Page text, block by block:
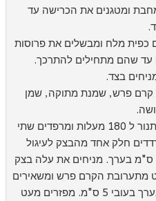
ומטגנים את הכרישה עד
מלח ומבשלים את פרוסות
רק עד שהם מתחילים להתרכך.
בצד.
פרש, שמנת מתוקה, שמן
כשמוכנים לאפות, מחממים תנור ל 180 מעלות ומרפדים שתי
חלק אחד מהבצק לעיגול
4 - 5 מ"מ ובקוטר 30 ס"מ בערך. מניחים את עלה בצק
מתערובת הקרם פרש ומשאירים
שוליים נקיים, כמו בצילום, בערך בעובי 5 ס"מ. מפזרים מעט